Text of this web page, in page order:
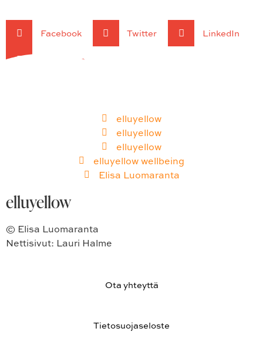
Facebook Twitter LinkedIn
WhatsApp
elluyellow
elluyellow
elluyellow
elluyellow wellbeing
Elisa Luomaranta
elluyellow
© Elisa Luomaranta
Nettisivut: Lauri Halme
Ota yhteyttä
Tietosuojaseloste